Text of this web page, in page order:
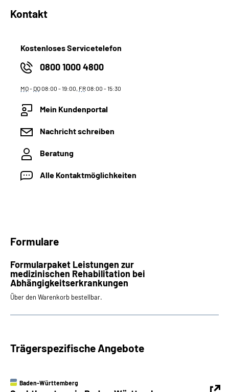
Kontakt
Kostenloses Servicetelefon
0800 1000 4800
MO- DO08:00 - 19:00, FR08:00 - 15:30
Mein Kundenportal
Nachricht schreiben
Beratung
Alle Kontaktmöglichkeiten
Formulare
Formularpaket Leistungen zur
medizinischen Rehabilitation bei
Abhängigkeitserkrankungen
Über den Warenkorb bestellbar.
Trägerspezifische Angebote
Baden-Württemberg